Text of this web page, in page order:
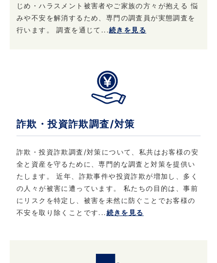
じめ・ハラスメント被害者やご家族の方々が抱える 悩
みや不安を解消するため、専門の調査員が実態調査を
行います。 調査を通じて...続きを見る
詐欺・投資詐欺調査/対策
詐欺・投資詐欺調査/対策について、私共はお客様の安
全と資産を守るために、専門的な調査と対策を提供い
たします。 近年、詐欺事件や投資詐欺が増加し、多く
の人々が被害に遭っています。 私たちの目的は、事前
にリスクを特定し、被害を未然に防ぐことでお客様の
不安を取り除くことです...続きを見る